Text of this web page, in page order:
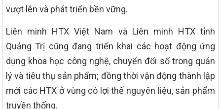
vượt lên và phát triển bền vững.
Liên minh HTX Việt Nam và Liên minh HTX tỉnh
Quảng Trị cũng đang triển khai các hoạt động ứng
dụng khoa học công nghệ, chuyển đổi số trong quản
lý và tiêu thụ sản phẩm; đồng thời vận động thành lập
mới các HTX ở vùng có lợi thế nguyên liệu, sản phẩm
truyền thống.